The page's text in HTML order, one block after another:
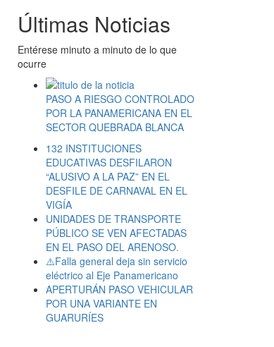
Últimas Noticias
Entérese minuto a minuto de lo que
ocurre
PASO A RIESGO CONTROLADO
POR LA PANAMERICANA EN EL
SECTOR QUEBRADA BLANCA
132 INSTITUCIONES
EDUCATIVAS DESFILARON
“ALUSIVO A LA PAZ” EN EL
DESFILE DE CARNAVAL EN EL
VIGÍA
UNIDADES DE TRANSPORTE
PÚBLICO SE VEN AFECTADAS
EN EL PASO DEL ARENOSO.
⚠️Falla general deja sin servicio
eléctrico al Eje Panamericano
APERTURÁN PASO VEHICULAR
POR UNA VARIANTE EN
GUARURÍES